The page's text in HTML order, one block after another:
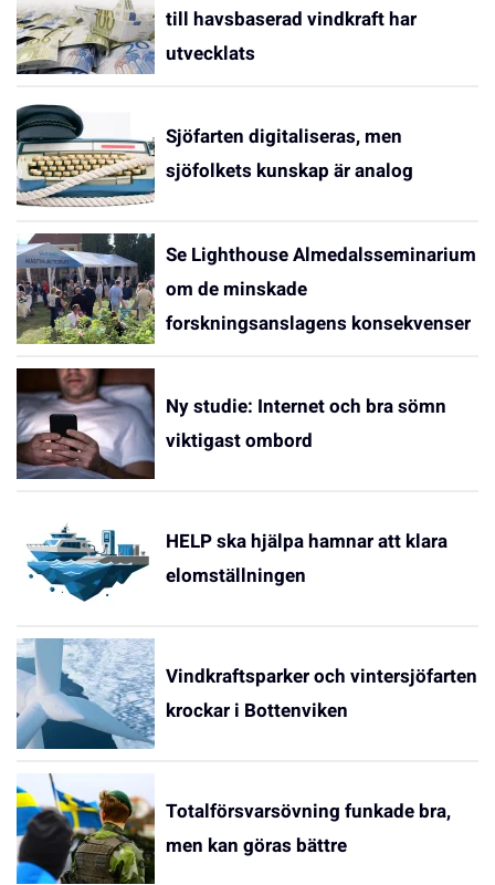
till havsbaserad vindkraft har
utvecklats
Sjöfarten digitaliseras, men
sjöfolkets kunskap är analog
Se Lighthouse Almedalsseminarium
om de minskade
forskningsanslagens konsekvenser
Ny studie: Internet och bra sömn
viktigast ombord
HELP ska hjälpa hamnar att klara
elomställningen
Vindkraftsparker och vintersjöfarten
krockar i Bottenviken
Totalförsvarsövning funkade bra,
men kan göras bättre